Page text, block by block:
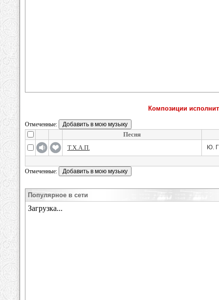
Композиции
Отмеченные:
Песня
Т.Х.А.П.
Ю.
Отмеченные:
Популярное в сети